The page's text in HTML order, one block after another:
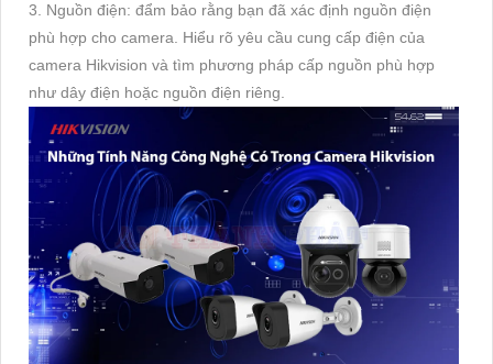
3. Nguồn điện: đẩm bảo rằng bạn đã xác định nguồn điện
phù hợp cho camera. Hiểu rõ yêu cầu cung cấp điện của
camera Hikvision và tìm phương pháp cấp nguồn phù hợp
như dây điện hoặc nguồn điện riêng.